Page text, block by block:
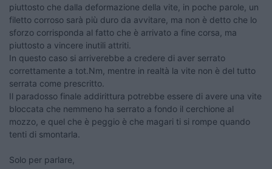
piuttosto che dalla deformazione della vite, in poche parole, un
filetto corroso sarà più duro da avvitare, ma non è detto che lo
sforzo corrisponda al fatto che è arrivato a fine corsa, ma
piuttosto a vincere inutili attriti.
In questo caso si arriverebbe a credere di aver serrato
correttamente a tot.Nm, mentre in realtà la vite non è del tutto
serrata come prescritto.
Il paradosso finale addirittura potrebbe essere di avere una vite
bloccata che nemmeno ha serrato a fondo il cerchione al
mozzo, e quel che è peggio è che magari ti si rompe quando
tenti di smontarla.
Solo per parlare,